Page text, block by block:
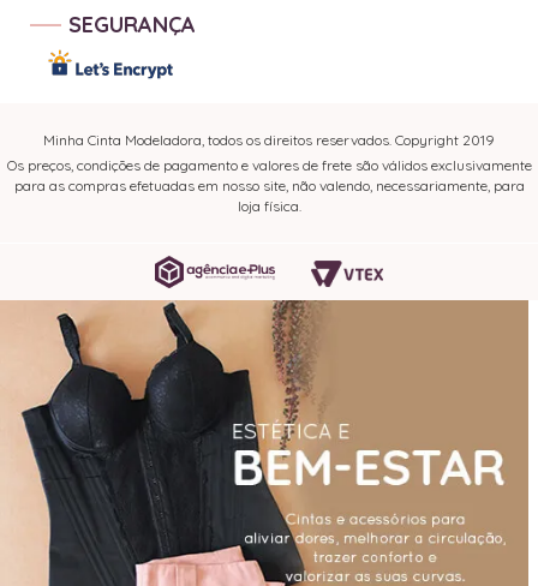
SEGURANÇA
Minha Cinta Modeladora, todos os direitos reservados. Copyright 2019
Os preços, condições de pagamento e valores de frete são válidos exclusivamente
para as compras efetuadas em nosso site, não valendo, necessariamente, para
loja física.